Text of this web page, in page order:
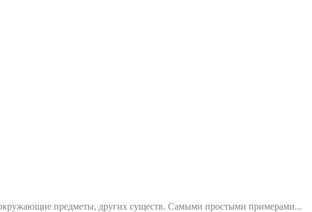
окружающие предметы, других существ. Самыми простыми примерами...